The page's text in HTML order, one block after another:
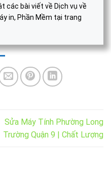
các bài viết về Dịch vụ về
in, Phần Mềm tại trang
Sửa Máy Tính Phường Long
Trường Quận 9 | Chất Lượng